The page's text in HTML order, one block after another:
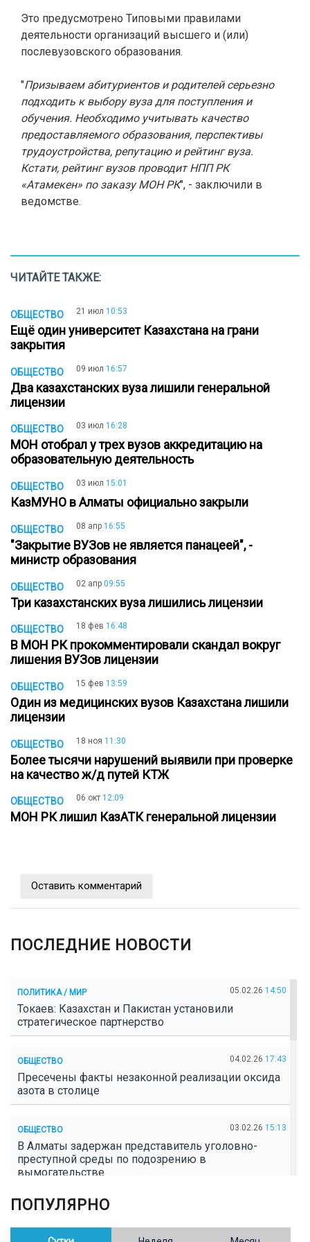
Это предусмотрено Типовыми правилами
деятельности организаций высшего и (или)
послевузовского образования.
"Призываем абитуриентов и родителей серьезно
подходить к выбору вуза для поступления и
обучения. Необходимо учитывать качество
предоставляемого образования, перспективы
трудоустройства, репутацию и рейтинг вуза.
Кстати, рейтинг вузов проводит НПП РК
«Атамекен» по заказу МОН РК", - заключили в
ведомстве.
ЧИТАЙТЕ ТАКЖЕ:
ОБЩЕСТВО 21 июл 10:53
Ещё один университет Казахстана на грани
закрытия
ОБЩЕСТВО 09 июл 16:57
Два казахстанских вуза лишили генеральной
лицензии
ОБЩЕСТВО 03 июл 16:28
МОН отобрал у трех вузов аккредитацию на
образовательную деятельность
ОБЩЕСТВО 03 июл 15:01
КазМУНО в Алматы официально закрыли
ОБЩЕСТВО 08 апр 16:55
"Закрытие ВУЗов не является панацеей", -
министр образования
ОБЩЕСТВО 02 апр 09:55
Три казахстанских вуза лишились лицензии
ОБЩЕСТВО 18 фев 16:48
В МОН РК прокомментировали скандал вокруг
лишения ВУЗов лицензии
ОБЩЕСТВО 15 фев 13:59
Один из медицинских вузов Казахстана лишили
лицензии
ОБЩЕСТВО 18 ноя 11:30
Более тысячи нарушений выявили при проверке
на качество ж/д путей КТЖ
ОБЩЕСТВО 06 окт 12:09
МОН РК лишил КазАТК генеральной лицензии
Оставить комментарий
ПОСЛЕДНИЕ НОВОСТИ
ПОЛИТИКА / МИР 05.02.26 14:50
Токаев: Казахстан и Пакистан установили
стратегическое партнерство
ОБЩЕСТВО 04.02.26 17:43
Пресечены факты незаконной реализации оксида
азота в столице
ОБЩЕСТВО 03.02.26 15:13
В Алматы задержан представитель уголовно-
преступной среды по подозрению в
вымогательстве
ОБЩЕСТВО
Полицейские пресекли незаконное выращивание
ПОПУЛЯРНО